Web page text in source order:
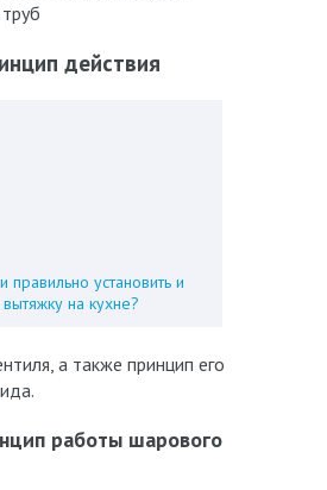
действия
правильно установить и
на кухне?
а также принцип его
работы шарового